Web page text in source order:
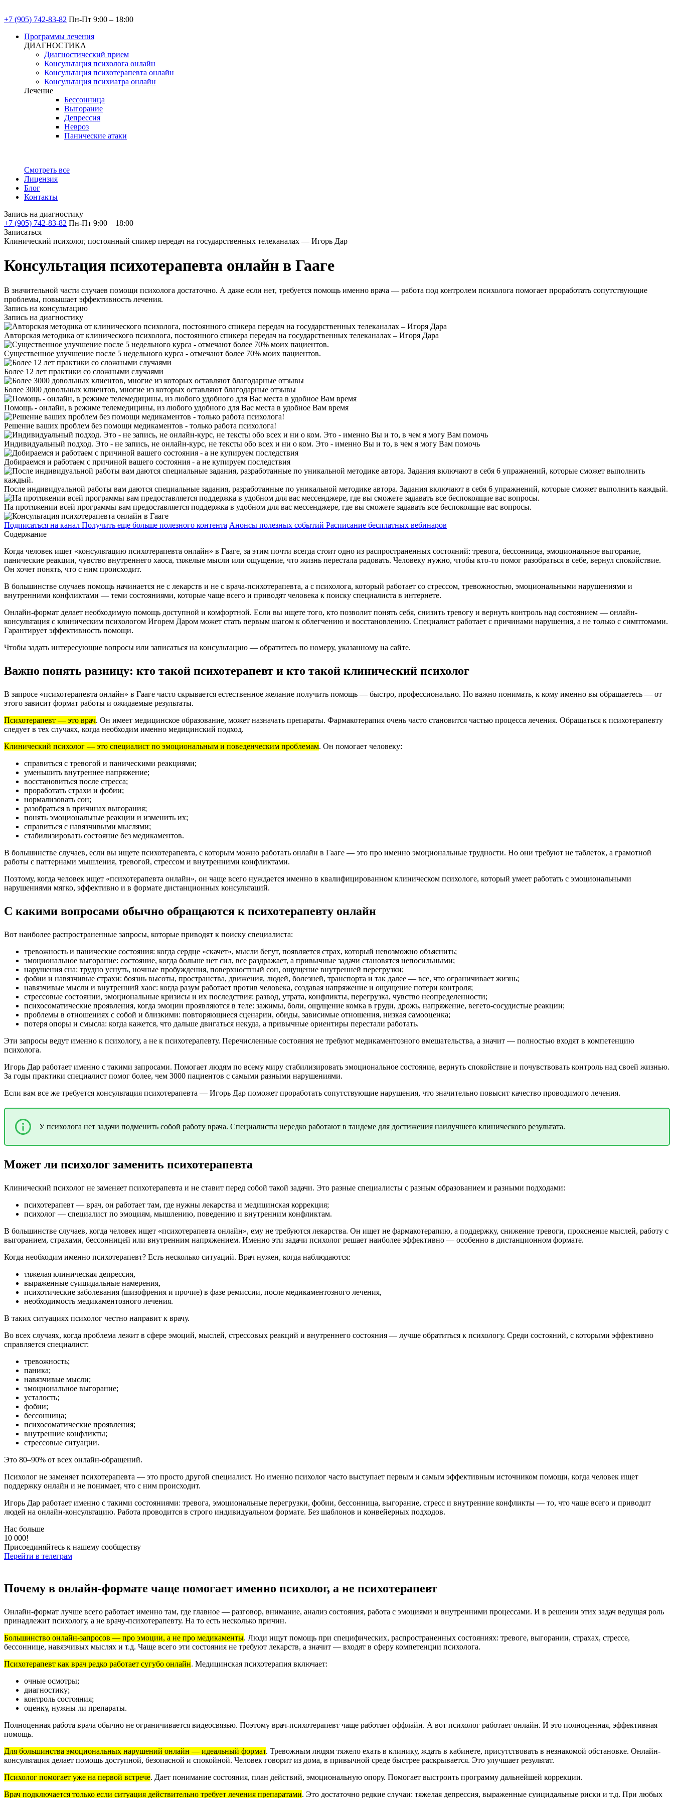
+7 (905) 742-83-82 Пн-Пт 9:00 – 18:00
Программы лечения
ДИАГНОСТИКА
Диагностический прием
Консультация психолога онлайн
Консультация психотерапевта онлайн
Консультация психиатра онлайн
Лечение
Бессонница
Выгорание
Депрессия
Невроз
Панические атаки
Смотреть все
Лицензия
Блог
Контакты
Запись на диагностику
+7 (905) 742-83-82 Пн-Пт 9:00 – 18:00
Записаться
Клинический психолог, постоянный спикер передач на государственных телеканалах — Игорь Дар
Консультация психотерапевта онлайн в Гааге
В значительной части случаев помощи психолога достаточно. А даже если нет, требуется помощь именно врача — работа под контролем психолога помогает проработать сопутствующие
проблемы, повышает эффективность лечения.
Запись на консультацию
Запись на диагностику
Авторская методика от клинического психолога, постоянного спикера передач на государственных телеканалах – Игоря Дара
Существенное улучшение после 5 недельного курса - отмечают более 70% моих пациентов.
Более 12 лет практики со сложными случаями
Более 3000 довольных клиентов, многие из которых оставляют благодарные отзывы
Помощь - онлайн, в режиме телемедицины, из любого удобного для Вас места в удобное Вам время
Решение ваших проблем без помощи медикаментов - только работа психолога!
Индивидуальный подход. Это - не запись, не онлайн-курс, не тексты обо всех и ни о ком. Это - именно Вы и то, в чем я могу Вам помочь
Добираемся и работаем с причиной вашего состояния - а не купируем последствия
После индивидуальной работы вам даются специальные задания, разработанные по уникальной методике автора. Задания включают в себя 6 упражнений, которые сможет выполнить каждый.
На протяжении всей программы вам предоставляется поддержка в удобном для вас мессенджере, где вы сможете задавать все беспокоящие вас вопросы.
Подписаться на канал Получить еще больше полезного контента Анонсы полезных событий Расписание бесплатных вебинаров
Содержание
Когда человек ищет «консультацию психотерапевта онлайн» в Гааге, за этим почти всегда стоит одно из распространенных состояний: тревога, бессонница, эмоциональное выгорание,
панические реакции, чувство внутреннего хаоса, тяжелые мысли или ощущение, что жизнь перестала радовать. Человеку нужно, чтобы кто-то помог разобраться в себе, вернул спокойствие.
Он хочет понять, что с ним происходит.
В большинстве случаев помощь начинается не с лекарств и не с врача-психотерапевта, а с психолога, который работает со стрессом, тревожностью, эмоциональными нарушениями и
внутренними конфликтами — теми состояниями, которые чаще всего и приводят человека к поиску специалиста в интернете.
Онлайн-формат делает необходимую помощь доступной и комфортной. Если вы ищете того, кто позволит понять себя, снизить тревогу и вернуть контроль над состоянием — онлайн-
консультация с клиническим психологом Игорем Даром может стать первым шагом к облегчению и восстановлению. Специалист работает с причинами нарушения, а не только с симптомами.
Гарантирует эффективность помощи.
Чтобы задать интересующие вопросы или записаться на консультацию — обратитесь по номеру, указанному на сайте.
Важно понять разницу: кто такой психотерапевт и кто такой клинический психолог
В запросе «психотерапевта онлайн» в Гааге часто скрывается естественное желание получить помощь — быстро, профессионально. Но важно понимать, к кому именно вы обращаетесь — от
этого зависит формат работы и ожидаемые результаты.
Психотерапевт — это врач. Он имеет медицинское образование, может назначать препараты. Фармакотерапия очень часто становится частью процесса лечения. Обращаться к психотерапевту
следует в тех случаях, когда необходим именно медицинский подход.
Клинический психолог — это специалист по эмоциональным и поведенческим проблемам. Он помогает человеку:
справиться с тревогой и паническими реакциями;
уменьшить внутреннее напряжение;
восстановиться после стресса;
проработать страхи и фобии;
нормализовать сон;
разобраться в причинах выгорания;
понять эмоциональные реакции и изменить их;
справиться с навязчивыми мыслями;
стабилизировать состояние без медикаментов.
В большинстве случаев, если вы ищете психотерапевта, с которым можно работать онлайн в Гааге — это про именно эмоциональные трудности. Но они требуют не таблеток, а грамотной
работы с паттернами мышления, тревогой, стрессом и внутренними конфликтами.
Поэтому, когда человек ищет «психотерапевта онлайн», он чаще всего нуждается именно в квалифицированном клиническом психологе, который умеет работать с эмоциональными
нарушениями мягко, эффективно и в формате дистанционных консультаций.
С какими вопросами обычно обращаются к психотерапевту онлайн
Вот наиболее распространенные запросы, которые приводят к поиску специалиста:
тревожность и панические состояния: когда сердце «скачет», мысли бегут, появляется страх, который невозможно объяснить;
эмоциональное выгорание: состояние, когда больше нет сил, все раздражает, а привычные задачи становятся непосильными;
нарушения сна: трудно уснуть, ночные пробуждения, поверхностный сон, ощущение внутренней перегрузки;
фобии и навязчивые страхи: боязнь высоты, пространства, движения, людей, болезней, транспорта и так далее — все, что ограничивает жизнь;
навязчивые мысли и внутренний хаос: когда разум работает против человека, создавая напряжение и ощущение потери контроля;
стрессовые состоянии, эмоциональные кризисы и их последствия: развод, утрата, конфликты, перегрузка, чувство неопределенности;
психосоматические проявления, когда эмоции проявляются в теле: зажимы, боли, ощущение комка в груди, дрожь, напряжение, вегето-сосудистые реакции;
проблемы в отношениях с собой и близкими: повторяющиеся сценарии, обиды, зависимые отношения, низкая самооценка;
потеря опоры и смысла: когда кажется, что дальше двигаться некуда, а привычные ориентиры перестали работать.
Эти запросы ведут именно к психологу, а не к психотерапевту. Перечисленные состояния не требуют медикаментозного вмешательства, а значит — полностью входят в компетенцию
психолога.
Игорь Дар работает именно с такими запросами. Помогает людям по всему миру стабилизировать эмоциональное состояние, вернуть спокойствие и почувствовать контроль над своей жизнью.
За годы практики специалист помог более, чем 3000 пациентов с самыми разными нарушениями.
Если вам все же требуется консультация психотерапевта — Игорь Дар поможет проработать сопутствующие нарушения, что значительно повысит качество проводимого лечения.
У психолога нет задачи подменить собой работу врача. Специалисты нередко работают в тандеме для достижения наилучшего клинического результата.
Может ли психолог заменить психотерапевта
Клинический психолог не заменяет психотерапевта и не ставит перед собой такой задачи. Это разные специалисты с разным образованием и разными подходами:
психотерапевт — врач, он работает там, где нужны лекарства и медицинская коррекция;
психолог — специалист по эмоциям, мышлению, поведению и внутренним конфликтам.
В большинстве случаев, когда человек ищет «психотерапевта онлайн», ему не требуются лекарства. Он ищет не фармакотерапию, а поддержку, снижение тревоги, прояснение мыслей, работу с
выгоранием, страхами, бессонницей или внутренним напряжением. Именно эти задачи психолог решает наиболее эффективно — особенно в дистанционном формате.
Когда необходим именно психотерапевт? Есть несколько ситуаций. Врач нужен, когда наблюдаются:
тяжелая клиническая депрессия,
выраженные суицидальные намерения,
психотические заболевания (шизофрения и прочие) в фазе ремиссии, после медикаментозного лечения,
необходимость медикаментозного лечения.
В таких ситуациях психолог честно направит к врачу.
Во всех случаях, когда проблема лежит в сфере эмоций, мыслей, стрессовых реакций и внутреннего состояния — лучше обратиться к психологу. Среди состояний, с которыми эффективно
справляется специалист:
тревожность;
паника;
навязчивые мысли;
эмоциональное выгорание;
усталость;
фобии;
бессонница;
психосоматические проявления;
внутренние конфликты;
стрессовые ситуации.
Это 80–90% от всех онлайн-обращений.
Психолог не заменяет психотерапевта — это просто другой специалист. Но именно психолог часто выступает первым и самым эффективным источником помощи, когда человек ищет
поддержку онлайн и не понимает, что с ним происходит.
Игорь Дар работает именно с такими состояниями: тревога, эмоциональные перегрузки, фобии, бессонница, выгорание, стресс и внутренние конфликты — то, что чаще всего и приводит
людей на онлайн-консультацию. Работа проводится в строго индивидуальном формате. Без шаблонов и конвейерных подходов.
Нас больше
10 000!
Присоединяйтесь к нашему сообществу
Перейти в телеграм
Почему в онлайн-формате чаще помогает именно психолог, а не психотерапевт
Онлайн-формат лучше всего работает именно там, где главное — разговор, внимание, анализ состояния, работа с эмоциями и внутренними процессами. И в решении этих задач ведущая роль
принадлежит психологу, а не врачу-психотерапевту. На то есть несколько причин.
Большинство онлайн-запросов — про эмоции, а не про медикаменты. Люди ищут помощь при специфических, распространенных состояниях: тревоге, выгорании, страхах, стрессе,
бессоннице, навязчивых мыслях и т.д. Чаще всего эти состояния не требуют лекарств, а значит — входят в сферу компетенции психолога.
Психотерапевт как врач редко работает сугубо онлайн. Медицинская психотерапия включает:
очные осмотры;
диагностику;
контроль состояния;
оценку, нужны ли препараты.
Полноценная работа врача обычно не ограничивается видеосвязью. Поэтому врач-психотерапевт чаще работает оффлайн. А вот психолог работает онлайн. И это полноценная, эффективная
помощь.
Для большинства эмоциональных нарушений онлайн — идеальный формат. Тревожным людям тяжело ехать в клинику, ждать в кабинете, присутствовать в незнакомой обстановке. Онлайн-
консультация делает помощь доступной, безопасной и спокойной. Человек говорит из дома, в привычной среде быстрее раскрывается. Это улучшает результат.
Психолог помогает уже на первой встрече. Дает понимание состояния, план действий, эмоциональную опору. Помогает выстроить программу дальнейшей коррекции.
Врач подключается только если ситуация действительно требует лечения препаратами. Это достаточно редкие случаи: тяжелая депрессия, выраженные суицидальные риски и т.д. При любых